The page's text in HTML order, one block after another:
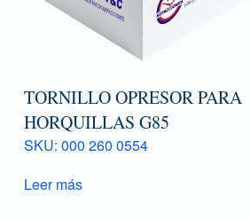
TORNILLO OPRESOR PARA
HORQUILLAS G85
SKU: 000 260 0554
Leer más